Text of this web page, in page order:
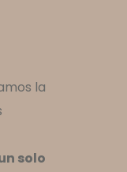
la
solo